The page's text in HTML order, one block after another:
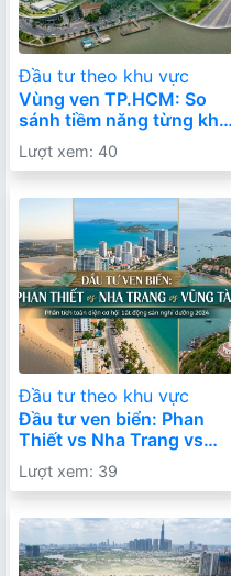
Đầu tư theo khu vực
Vùng ven TP.HCM: So
sánh tiềm năng từng khu
vực – Nên đầu tư ở đâu
để đón đầu tăng trưởng?
Lượt xem: 40
Đầu tư theo khu vực
Đầu tư ven biển: Phan
Thiết vs Nha Trang vs
Vũng Tàu – Đâu là lựa
chọn tối ưu?
Lượt xem: 39